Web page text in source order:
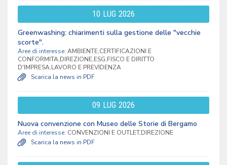
10 LUG 2026
Greenwashing: chiarimenti sulla gestione delle "vecchie
scorte".
Aree di interesse: AMBIENTE,CERTIFICAZIONI E
CONFORMITA,DIREZIONE,ESG,FISCO E DIRITTO
D'IMPRESA,LAVORO E PREVIDENZA
Scarica la news in PDF
09 LUG 2026
Nuova convenzione con Museo delle Storie di Bergamo
Aree di interesse: CONVENZIONI E OUTLET,DIREZIONE
Scarica la news in PDF